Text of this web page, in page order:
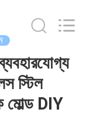
স্টিল
মোল্ড DIY